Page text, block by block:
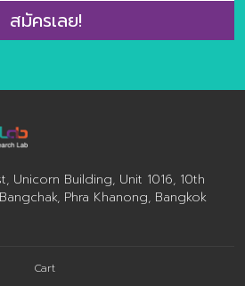
สมัครเลย!
Unicorn Building, Unit 1016, 10th
Phra Khanong, Bangkok
Cart